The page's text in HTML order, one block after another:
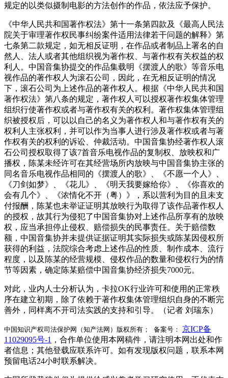
规定的以类似摄制电影的方法创作的作品，依法应予保护。
《中华人民共和国著作权法》第十一条第四款及《最高人民法
院关于审理著作权民事纠纷案件适用法律若干问题的解释》第
七条第二款规定，如无相反证明，在作品或者制品上署名的自
然人、法人或者其他组织视为著作权、与著作权有关权益的权
利人。中国音集协提交的作品集载明《摆渡人的歌》等音乐电
视作品的著作权人为滚石公司，因此，在无相反证明的情况
下，滚石公司为上述作品的著作权人。根据《中华人民共和国
著作权法》第八条的规定，著作权人可以授权著作权集体管理
组织行使著作权或者与著作权有关的权利。著作权集体管理组
织被授权后，可以以自己的名义为著作权人和与著作权有关的
权利人主张权利，并可以作为当事人进行涉及著作权或者与著
作权有关的权利的诉讼、仲裁活动。中国音集协经著作权人滚
石公司授权取得了该7首音乐电视作品的复制权、放映权和广
播权，陈某未经许可在其经营场所内放映与中国音集协主张的
同名音乐电视作品相同的《摆渡人的歌》、《不愿一个人》、
《刀剑如梦》、《花儿》、《明天我要嫁给你》、《你喜欢的
会有几个》、《浓情化不开（粤）》，系以营利为目的且未支
付报酬，陈某也未举证证明其放映行为取得了该作品著作权人
的授权，故其行为侵犯了中国音集协对上述作品所享有的放映
权，应当承担停止侵权、赔偿损失的民事责任。关于赔偿数
额，中国音集协并未提供证据证明其实际损失或陈某因侵权所
获得的利益，法院综合考虑上述作品的性质、制作成本、流行
程度，以及陈某的经营规模、侵权作品的数量和侵权行为的情
节等因素，确定陈某赔偿中国音集协经济损失7000元。
对此，业内人士分析认为，卡拉OK行业许可和使用的正常秩
序在建立初期，除了依赖于著作权集体管理组织自身的不断完
善外，同样离不开司法实践的支持和引导。（记者 刘瑞东）
中国知识产权司法保护网（知产法网）版权所有； 备案号： 京ICP备
11029095号-1 ，合作单位使用本网稿件，请注明本网出处和作
者信息；其他登载应联系许可。如有发现版权问题，联系本网
预留电话24小时联系解决。